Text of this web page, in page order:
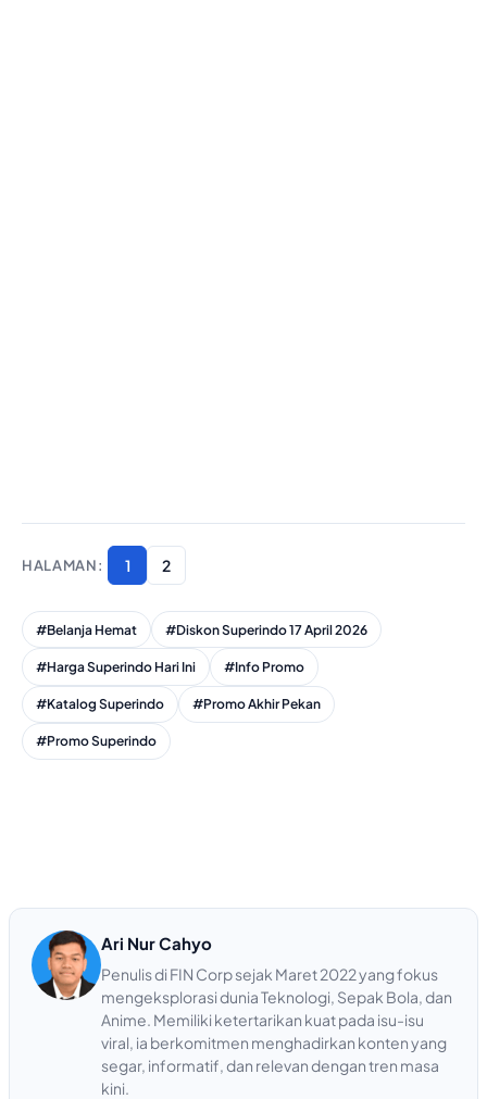
1 2
#Belanja Hemat #Diskon Superindo 17 April 2026
#Harga Superindo Hari Ini #Info Promo
#Katalog Superindo #Promo Akhir Pekan
#Promo Superindo
Ari Nur Cahyo
Penulis di FIN Corp sejak Maret 2022 yang fokus
mengeksplorasi dunia Teknologi, Sepak Bola, dan
Anime. Memiliki ketertarikan kuat pada isu-isu
viral, ia berkomitmen menghadirkan konten yang
segar, informatif, dan relevan dengan tren masa
kini.